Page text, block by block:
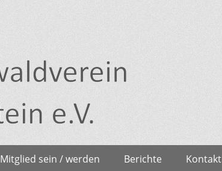
Mitglied sein / werden Berichte Kontakt